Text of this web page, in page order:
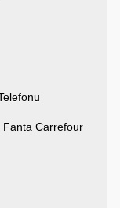
Fanta Carrefour